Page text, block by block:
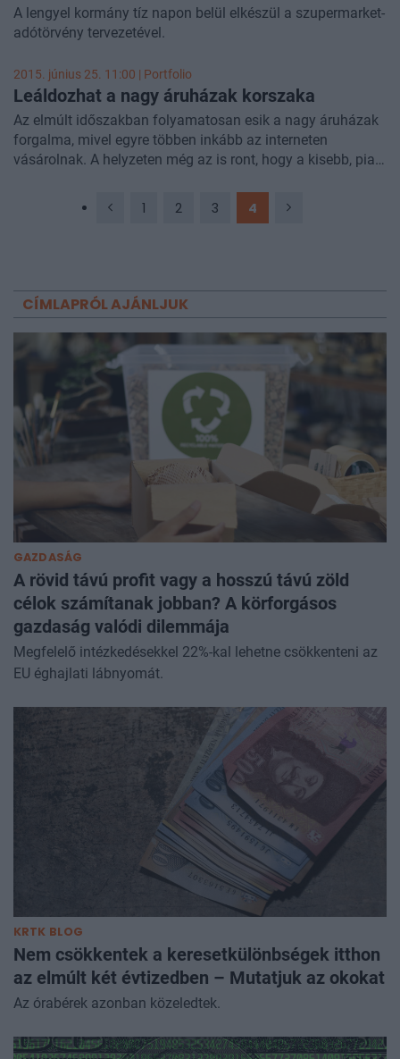
A lengyel kormány tíz napon belül elkészül a szupermarket-
adótörvény tervezetével.
2015. június 25. 11:00 | Portfolio
Leáldozhat a nagy áruházak korszaka
Az elmúlt időszakban folyamatosan esik a nagy áruházak
forgalma, mivel egyre többen inkább az interneten
vásárolnak. A helyzeten még az is ront, hogy a kisebb, piac
hiszen ugyanazon az áron ajánlják a termékeket, ráadásul
még jobban meg is lehet őket közelíteni, mint a legtöbbször
1 2 3 4
CÍMLAPRÓL AJÁNLJUK
GAZDASÁG
A rövid távú profit vagy a hosszú távú zöld
célok számítanak jobban? A körforgásos
gazdaság valódi dilemmája
Megfelelő intézkedésekkel 22%-kal lehetne csökkenteni az
EU éghajlati lábnyomát.
KRTK BLOG
Nem csökkentek a keresetkülönbségek itthon
az elmúlt két évtizedben – Mutatjuk az okokat
Az órabérek azonban közeledtek.